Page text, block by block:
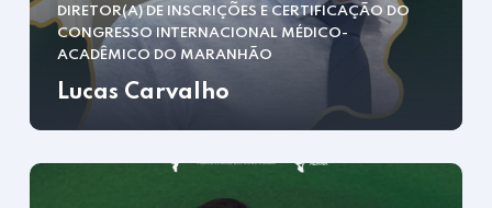
DIRETOR(A) DE INSCRIÇÕES E CERTIFICAÇÃO DO
CONGRESSO INTERNACIONAL MÉDICO-
ACADÊMICO DO MARANHÃO
Lucas Carvalho